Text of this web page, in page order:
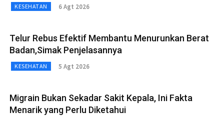
KESEHATAN 6 Agt 2026
Telur Rebus Efektif Membantu Menurunkan Berat
Badan,Simak Penjelasannya
KESEHATAN 5 Agt 2026
Migrain Bukan Sekadar Sakit Kepala, Ini Fakta
Menarik yang Perlu Diketahui